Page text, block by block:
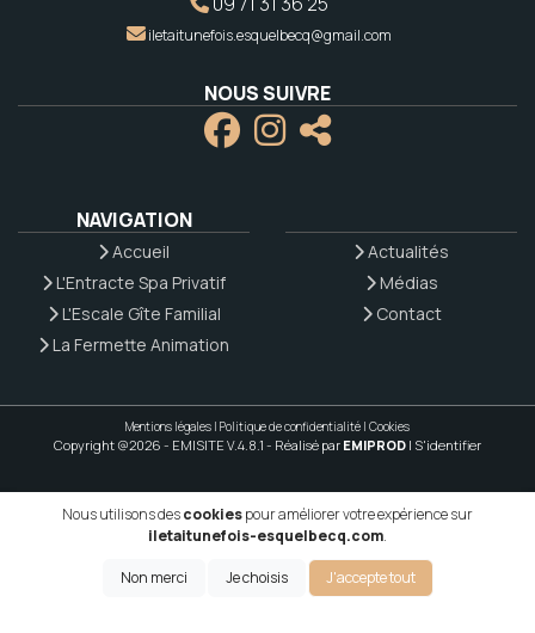
iletaitunefois.esquelbecq@gmail.com
NOUS SUIVRE
NAVIGATION
Accueil
L'Entracte Spa Privatif
L'Escale Gîte Familial
La Fermette Animation
Actualités
Médias
Contact
Mentions légales | Politique de confidentialité | Cookies
Copyright @2026 - EMISITE V.4.8.1 - Réalisé par EMIPROD | S'identifier
Nous utilisons descookiespour améliorer votre expérience sur
iletaitunefois-esquelbecq.com.
Non merci Je choisis J'accepte tout